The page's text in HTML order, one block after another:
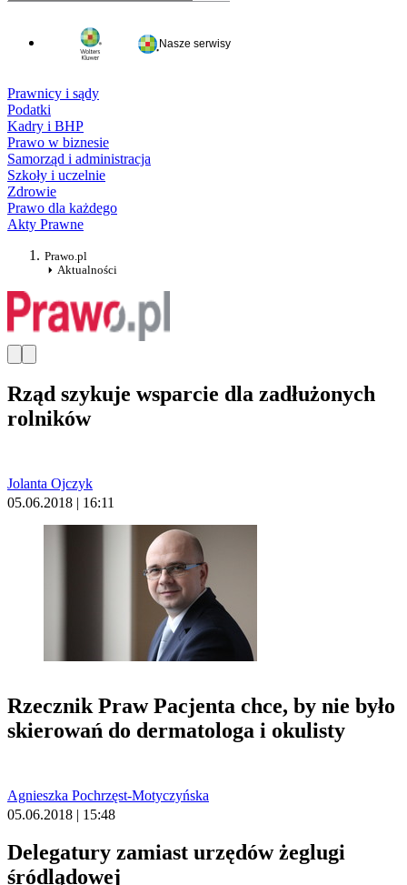
Nasze serwisy
Prawnicy i sądy
Podatki
Kadry i BHP
Prawo w biznesie
Samorząd i administracja
Szkoły i uczelnie
Zdrowie
Prawo dla każdego
Akty Prawne
Prawo.pl
Aktualności
Rząd szykuje wsparcie dla zadłużonych
rolników
Jolanta Ojczyk
05.06.2018 | 16:11
Rzecznik Praw Pacjenta chce, by nie było
skierowań do dermatologa i okulisty
Agnieszka Pochrzęst-Motyczyńska
05.06.2018 | 15:48
Delegatury zamiast urzędów żeglugi
śródlądowej